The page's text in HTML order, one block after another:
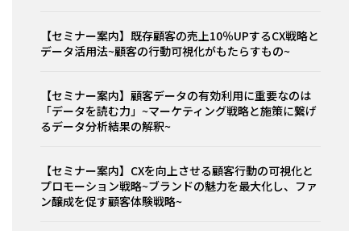
【セミナー案内】既存顧客の売上10％UPするCX戦略と
データ活用法~顧客の行動可視化がもたらすもの~
【セミナー案内】顧客データの有効利用に重要なのは
「データを読む力」~マーケティング戦略と施策に繋げ
るデータ分析結果の解釈~
【セミナー案内】CXを向上させる顧客行動の可視化と
プロモーション戦略~ブランドの魅力を最大化し、ファ
ン醸成を促す顧客体験戦略~